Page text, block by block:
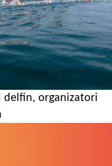
delfin, organizatori